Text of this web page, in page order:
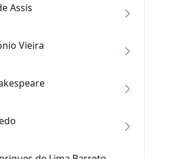
Assis
Vieira